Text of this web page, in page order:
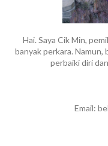
Hai. Saya Cik Min,
banyak perkara.
perbaiki diri
Email: